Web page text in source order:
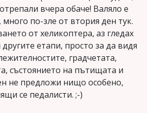
вчера обаче! Валяло е
много по-зле от втория ден тук.
от хеликоптера, аз гледах
етапи, просто за да видя
градчетата,
състоянието на пътищата и
не предложи нищо особено,
се педалисти. ;-)